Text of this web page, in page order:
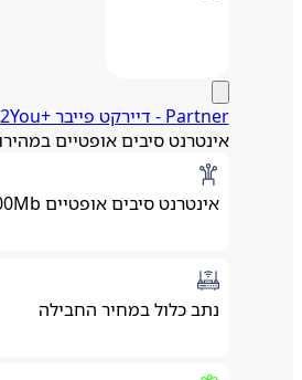
Partner - דיירקט פייבר +2You | פרטנר
אינטרנט סיבים אופטיים במהירות 1000 מגה כולל נתב
אינטרנט סיבים אופטיים 1000Mb
נתב כלול במחיר החבילה